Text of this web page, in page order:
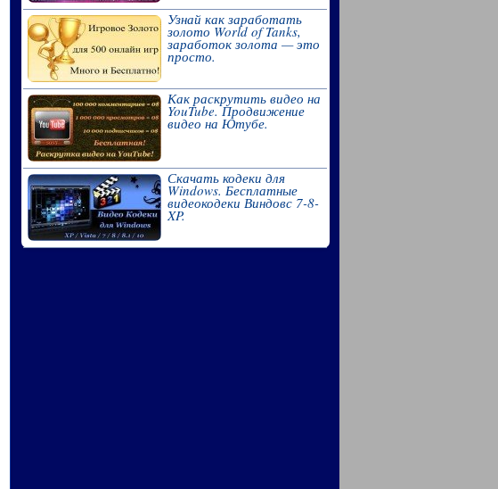
Узнай как заработать
золото World of Tanks,
заработок золота — это
просто.
Как раскрутить видео на
YouTube. Продвижение
видео на Ютубе.
Скачать кодеки для
Windows. Бесплатные
видеокодеки Виндовс 7-8-
XP.